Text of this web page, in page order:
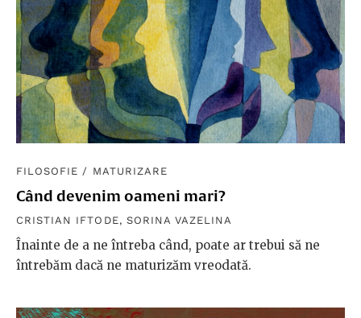
FILOSOFIE / MATURIZARE
Când devenim oameni mari?
CRISTIAN IFTODE, SORINA VAZELINA
Înainte de a ne întreba când, poate ar trebui să ne
întrebăm dacă ne maturizăm vreodată.